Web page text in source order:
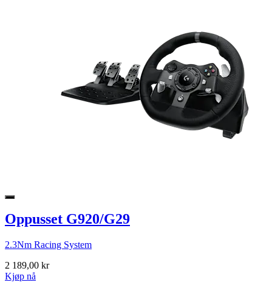
Oppusset G920/G29
2.3Nm Racing System
2 189,00 kr
Kjøp nå